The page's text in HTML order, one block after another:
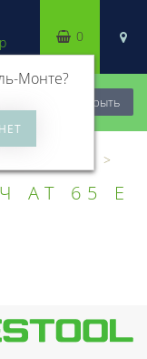
Закрыть
Монте?
0
AT 65 E